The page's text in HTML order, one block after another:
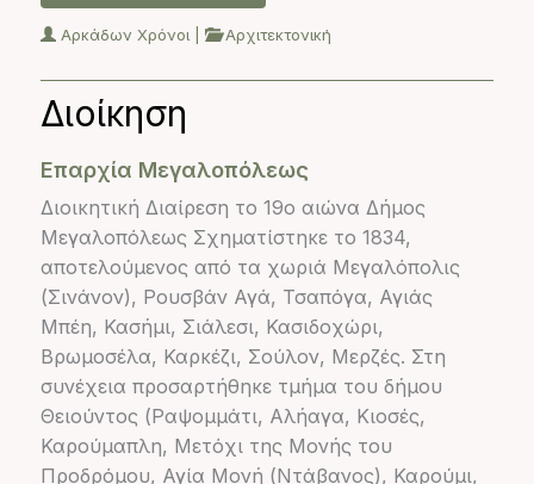
Αρκάδων Χρόνοι Αρχιτεκτονική
Διοίκηση
Επαρχία Μεγαλοπόλεως
Διοικητική Διαίρεση το 19ο αιώνα Δήμος
Μεγαλοπόλεως Σχηματίστηκε το 1834,
αποτελούμενος από τα χωριά Μεγαλόπολις
(Σινάνον), Ρουσβάν Αγά, Τσαπόγα, Αγιάς
Μπέη, Κασήμι, Σιάλεσι, Κασιδοχώρι,
Βρωμοσέλα, Καρκέζι, Σούλον, Μερζές. Στη
συνέχεια προσαρτήθηκε τμήμα του δήμου
Θειούντος (Ραψομμάτι, Αλήαγα, Κιοσές,
Καρούμαπλη, Μετόχι της Μονής του
Προδρόμου, Αγία Μονή (Ντάβανος), Καρούμι,